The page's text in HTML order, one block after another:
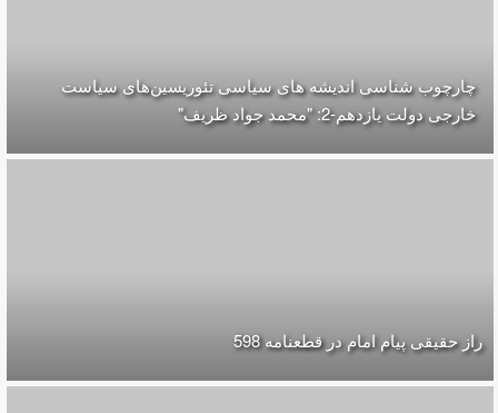
چارچوب شناسی اندیشه های سیاسی تئوریسین‌های سیاست
خارجی دولت یازدهم-2: "محمد جواد ظریف"
راز حقیقی پیام امام در قطعنامه 598